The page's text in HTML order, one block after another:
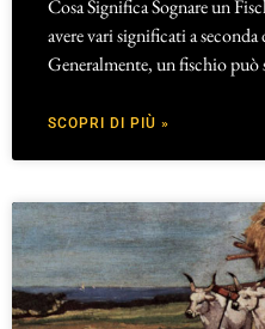
Cosa Significa Sognare un
avere vari significati a
Generalmente, un fischio può
SCOPRI DI PIÙ »